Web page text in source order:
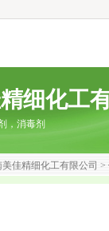
细化工
，消毒剂
美佳精细化工有限公司 >